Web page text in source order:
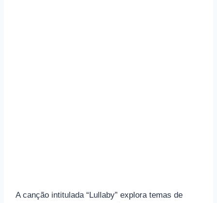
A canção intitulada “Lullaby” explora temas de